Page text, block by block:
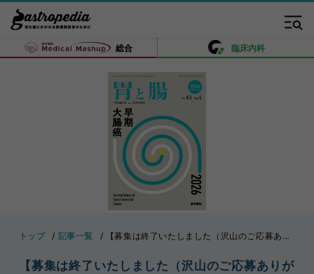
総合 臨床内科
トップ 記事一覧 【募集は終了いたしました（沢山のご応募ありがとうございました）】お申込はこちら（2026年 夏限定企画 「読影・野中塾」復活特別編 〜3回限定 少人数オンライン塾〜）
【募集は終了いたしました（沢山のご応募ありが